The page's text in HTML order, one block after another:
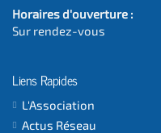
Horaires d'ouverture :
Sur rendez-vous
Liens Rapides
L'Association
Actus Réseau